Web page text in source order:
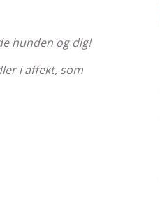
hunden og dig!
i affekt, som